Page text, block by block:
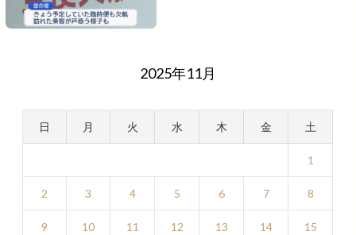
2025年11月
日 月 火 水 木 金 土
1
2 3 4 5 6 7 8
9 10 11 12 13 14 15